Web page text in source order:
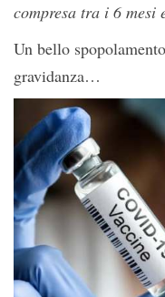
compresa tra i 6 mesi
Un bello
gravidanza…